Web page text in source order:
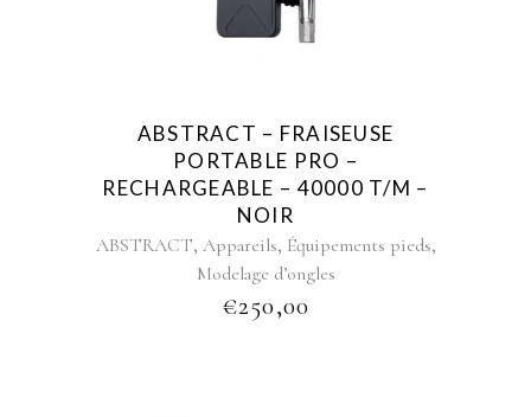
ABSTRACT – FRAISEUSE
PORTABLE PRO –
RECHARGEABLE – 40000 T/M –
NOIR
ABSTRACT, Appareils, Équipements pieds,
Modelage d’ongles
€250,00